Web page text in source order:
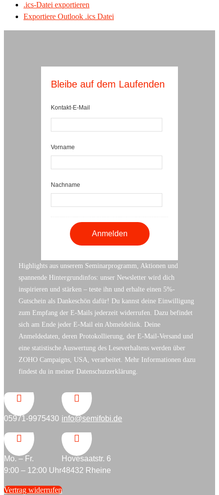
.ics-Datei exportieren
Exportiere Outlook .ics Datei

info@semifobi.de

Hovesaatstr. 6
48432 Rheine

05971-9975430

Mo. – Fr.
9:00 – 12:00 Uhr
Bleibe auf dem Laufenden
Kontakt-E-Mail
Vorname
Nachname
Highlights aus unserem Seminarprogramm, Aktionen und
spannende Hintergrundinfos: unser Newsletter wird dich
inspirieren und stärken – teste ihn und erhalte einen 5%-
Gutschein als Dankeschön dafür! Du kannst deine Einwilligung
zum Empfang der E-Mails jederzeit widerrufen. Dazu befindet
sich am Ende jeder E-Mail ein Abmeldelink. Deine
Anmeldedaten, deren Protokollierung, der E-Mail-Versand und
eine statistische Auswertung des Leseverhaltens werden über
ZOHO Campaigns, USA, verarbeitet. Mehr Informationen dazu
findest du in meiner Datenschutzerklärung.
Vertrag widerrufen